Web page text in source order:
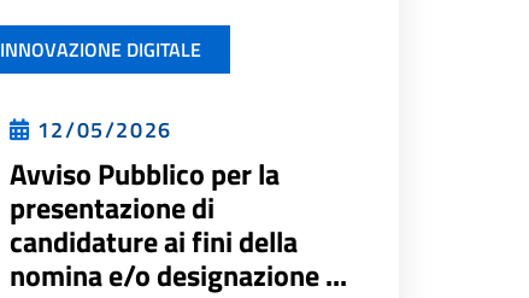
INNOVAZIONE DIGITALE
12/05/2026
Avviso Pubblico per la
presentazione di
candidature ai fini della
nomina e/o designazione ...